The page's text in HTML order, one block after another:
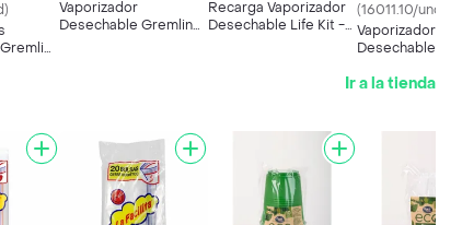
Vaporizador
Desechable Gremlin
Recarga Vaporizador
Desechable Life Kit -
(16011.10/und)
Vaporizador
Desechable
Strawberry
Ir a la tienda